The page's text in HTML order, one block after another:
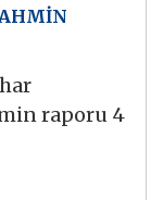
raporu 4